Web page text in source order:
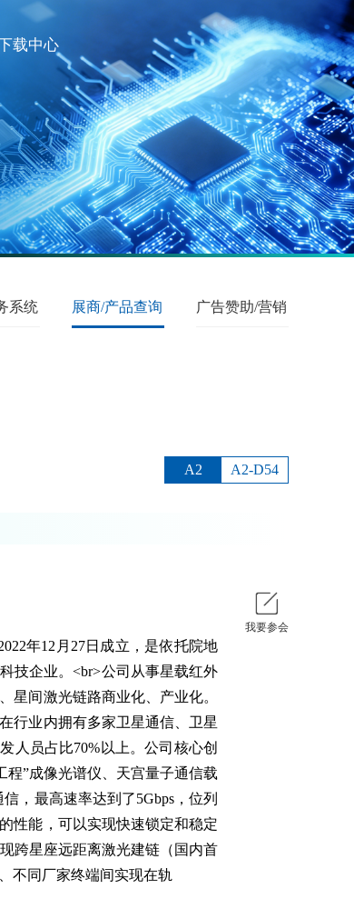
载中心
系统 展商/产品查询 广告赞助/营销
A2 A2-D54
年12月27日成立，是依托院地
技企业。<br>公司从事星载红外
星间激光链路商业化、产业化。
行业内拥有多家卫星通信、卫星
人员占比70%以上。公司核心创
程”成像光谱仪、天宫量子通信载
，最高速率达到了5Gbps，位列
性能，可以实现快速锁定和稳定
跨星座远距离激光建链（国内首
不同厂家终端间实现在轨
我要参会